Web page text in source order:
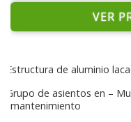
VER
Estructura de aluminio
Grupo de asientos en –
mantenimiento